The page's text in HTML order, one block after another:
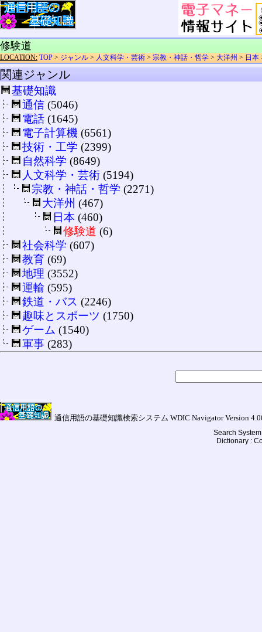
修験道
LOCATION: TOP > ジャンル > 人文科学・芸術 > 宗教・神話・哲学 > 大洋州 > 日本
関連ジャンル
基礎知識
通信 (5046)
電話 (1645)
電子計算機 (6561)
技術・工学 (2399)
自然科学 (8649)
人文科学・芸術 (5194)
宗教・神話・哲学 (2271)
大洋州 (467)
日本 (460)
修験道 (6)
社会科学 (607)
教育 (69)
地理 (3552)
運輸 (595)
鉄道・バス (2246)
趣味とスポーツ (1750)
ゲーム (1540)
軍事 (283)
通信用語の基礎知識検索システム WDIC Navigator Version
Search
Dictionary :